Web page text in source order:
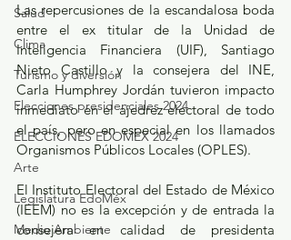
Salud
Clima
Turismo y diversión
Elecciones presidenciales 2024
ELECCIONES EDOMEX 2024
Arte
Legislatura EdoMéx
Medio Ambiente
Las repercusiones de la escandalosa boda
entre el ex titular de la Unidad de
Inteligencia Financiera (UIF), Santiago
Nieto Castillo y la consejera del INE,
Carla Humphrey Jordán tuvieron impacto
inmediato en el ajedrez electoral de todo
el país, pero en especial en los llamados
Organismos Públicos Locales (OPLES).
El Instituto Electoral del Estado de México
(IEEM) no es la excepción y de entrada la
consejera en calidad de presidenta